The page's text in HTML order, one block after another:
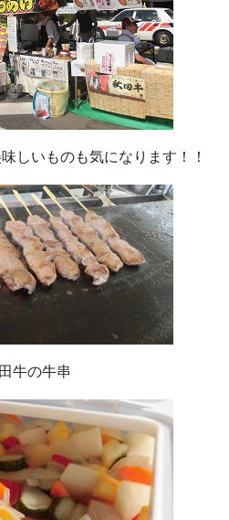
しいものも気になります！！
牛の牛串